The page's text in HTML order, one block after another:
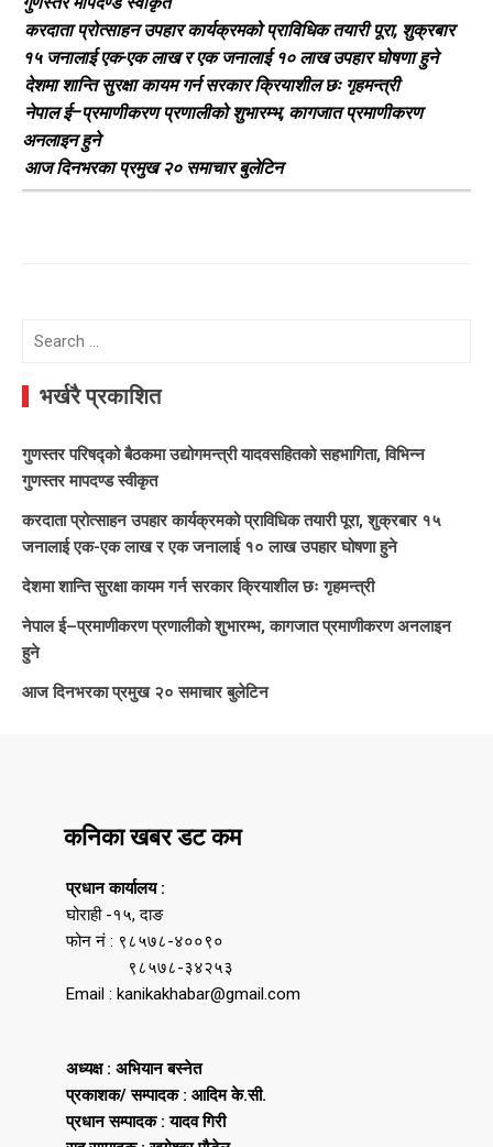
करदाता प्रोत्साहन उपहार कार्यक्रमको प्राविधिक तयारी पूरा, शुक्रबार
१५ जनालाई एक-एक लाख र एक जनालाई १० लाख उपहार घोषणा हुने
देशमा शान्ति सुरक्षा कायम गर्न सरकार क्रियाशील छः गृहमन्त्री
नेपाल ई–प्रमाणीकरण प्रणालीको शुभारम्भ, कागजात प्रमाणीकरण
अनलाइन हुने
आज दिनभरका प्रमुख २० समाचार बुलेटिन
Search
भर्खरै प्रकाशित
गुणस्तर परिषद्को बैठकमा उद्योगमन्त्री यादवसहितको सहभागिता, विभिन्न
गुणस्तर मापदण्ड स्वीकृत
करदाता प्रोत्साहन उपहार कार्यक्रमको प्राविधिक तयारी पूरा, शुक्रबार १५
जनालाई एक-एक लाख र एक जनालाई १० लाख उपहार घोषणा हुने
देशमा शान्ति सुरक्षा कायम गर्न सरकार क्रियाशील छः गृहमन्त्री
नेपाल ई–प्रमाणीकरण प्रणालीको शुभारम्भ, कागजात प्रमाणीकरण अनलाइन
हुने
आज दिनभरका प्रमुख २० समाचार बुलेटिन
कनिका खबर डट कम
प्रधान कार्यालय :
घोराही -१५, दाङ
फोन नं : ९८५७८-४००९०
९८५७८-३४२५३
Email : kanikakhabar@gmail.com
अध्यक्ष : अभियान बस्नेत
प्रकाशक/ सम्पादक : आदिम के.सी.
प्रधान सम्पादक : यादव गिरी